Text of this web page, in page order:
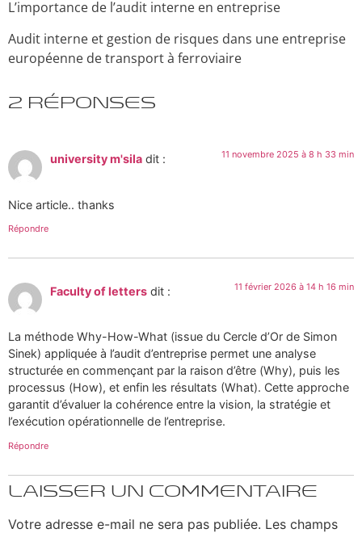
L’importance de l’audit interne en entreprise
Audit interne et gestion de risques dans une entreprise
européenne de transport à ferroviaire
2 réponses
university m'sila dit : 11 novembre 2025 à 8 h 33 min
Nice article.. thanks
Répondre
Faculty of letters dit : 11 février 2026 à 14 h 16 min
La méthode Why-How-What (issue du Cercle d’Or de Simon
Sinek) appliquée à l’audit d’entreprise permet une analyse
structurée en commençant par la raison d’être (Why), puis les
processus (How), et enfin les résultats (What). Cette approche
garantit d’évaluer la cohérence entre la vision, la stratégie et
l’exécution opérationnelle de l’entreprise.
Répondre
Laisser un commentaire
Votre adresse e-mail ne sera pas publiée. Les champs